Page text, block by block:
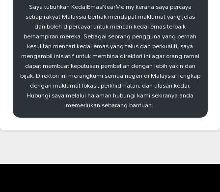
Saya tubuhkan KedaiEmasNearMe.my kerana saya percaya
setiap rakyat Malaysia berhak mendapat maklumat yang jelas
dan boleh dipercayai untuk mencari kedai emas terbaik
berhampiran mereka. Sebagai seorang pengguna yang pernah
kesulitan mencari kedai emas yang telus dan berkualiti, saya
mengambil inisiatif untuk membina direktori ini agar orang ramai
dapat membuat keputusan pembelian dengan lebih yakin dan
bijak. Direktori ini merangkumi semua negeri di Malaysia, lengkap
dengan maklumat lokasi, perkhidmatan, dan ulasan kedai.
Hubungi saya melalui halaman hubungi kami sekiranya anda
memerlukan sebarang bantuan!